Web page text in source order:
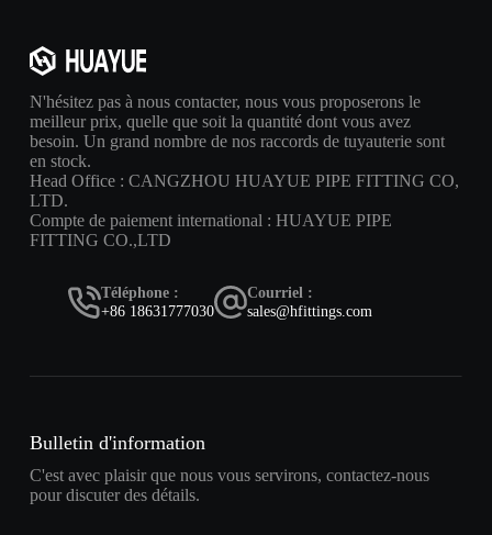
N'hésitez pas à nous contacter, nous vous proposerons le
meilleur prix, quelle que soit la quantité dont vous avez
besoin. Un grand nombre de nos raccords de tuyauterie sont
en stock.
Head Office : CANGZHOU HUAYUE PIPE FITTING CO,
LTD.
Compte de paiement international : HUAYUE PIPE
FITTING CO.,LTD
Téléphone :
+86 18631777030
Courriel :
sales@hfittings.com
Bulletin d'information
C'est avec plaisir que nous vous servirons, contactez-nous
pour discuter des détails.